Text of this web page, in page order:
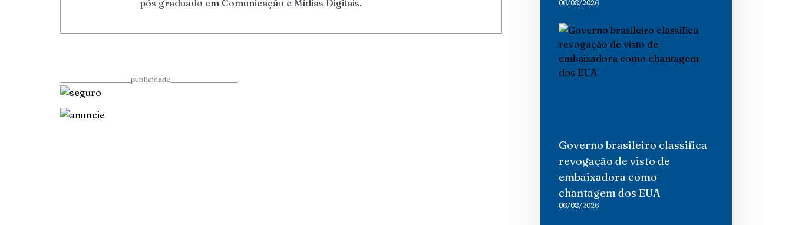
pós graduado em Comunicação e Mídias Digitais.
____________________publicidade___________________
06/08/2026
Governo brasileiro classifica
revogação de visto de
embaixadora como
chantagem dos EUA
06/08/2026